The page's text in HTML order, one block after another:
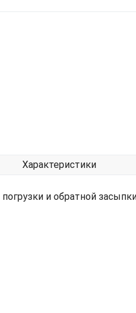
Характеристики
и обратной